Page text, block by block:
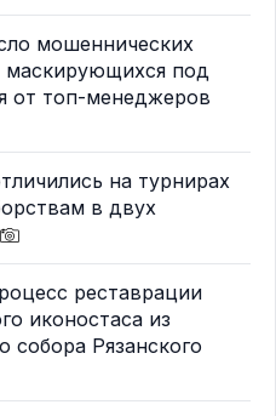
мошеннических
маскирующихся под
от топ-менеджеров
на турнирах
в двух
реставрации
иконостаса из
собора Рязанского